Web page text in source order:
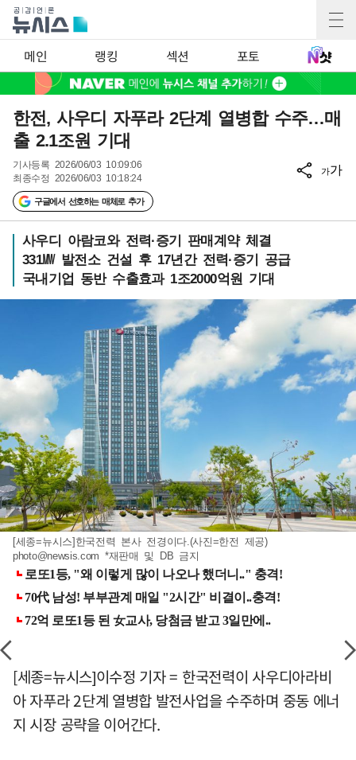
메인 랭킹 섹션 포토
한전, 사우디 자푸라 2단계 열병합 수주…매
출 2.1조원 기대
기사등록 2026/06/03 10:09:06
최종수정 2026/06/03 10:18:24
구글에서 선호하는 매체로 추가
가가
사우디 아람코와 전력·증기 판매계약 체결
331㎿ 발전소 건설 후 17년간 전력·증기 공급
국내기업 동반 수출효과 1조2000억원 기대
[세종=뉴시스]한국전력 본사 전경이다.(사진=한전 제공)
photo@newsis.com *재판매 및 DB 금지
[세종=뉴시스]이수정 기자 = 한국전력이 사우디아라비
아 자푸라 2단계 열병합 발전사업을 수주하며 중동 에너
지 시장 공략을 이어간다.